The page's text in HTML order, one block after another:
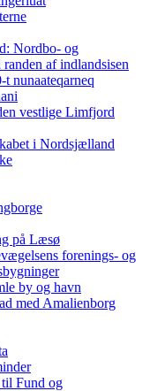
Nordbo- og
af indlandsisen
nunaateqarneq
vestlige Limfjord
i Nordsjælland
på Læsø
forenings- og
by og havn
med Amalienborg
Fund og